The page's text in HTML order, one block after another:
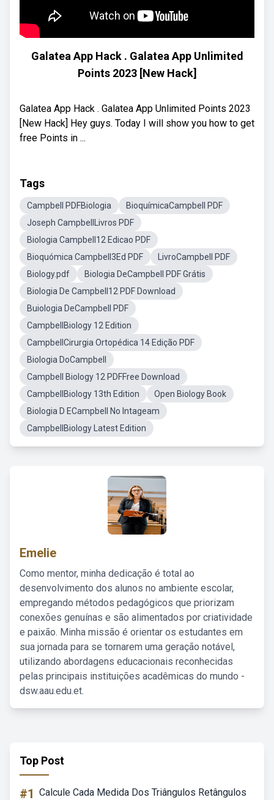
Galatea App Hack . Galatea App Unlimited
Points 2023 [New Hack]
Galatea App Hack . Galatea App Unlimited Points 2023
[New Hack] Hey guys. Today I will show you how to get
free Points in ...
Tags
Campbell PDFBiologia
BioquímicaCampbell PDF
Joseph CampbellLivros PDF
Biologia Campbell12 Edicao PDF
Bioquómica Campbell3Ed PDF
LivroCampbell PDF
Biology.pdf
Biologia DeCampbell PDF Grátis
Biologia De Campbell12 PDF Download
Buiologia DeCampbell PDF
CampbellBiology 12 Edition
CampbellCirurgia Ortopédica 14 Edição PDF
Biologia DoCampbell
Campbell Biology 12 PDFFree Download
CampbellBiology 13th Edition
Open Biology Book
Biologia D ECampbell No Intageam
CampbellBiology Latest Edition
Emelie
Como mentor, minha dedicação é total ao
desenvolvimento dos alunos no ambiente escolar,
empregando métodos pedagógicos que priorizam
conexões genuínas e são alimentados por criatividade
e paixão. Minha missão é orientar os estudantes em
sua jornada para se tornarem uma geração notável,
utilizando abordagens educacionais reconhecidas
pelas principais instituições acadêmicas do mundo -
dsw.aau.edu.et.
Top Post
#1 Calcule Cada Medida Dos Triângulos Retângulos